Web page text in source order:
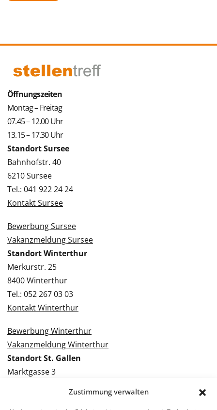
Zustimmung verwalten
Öffnungszeiten
Montag – Freitag
07.45 – 12.00 Uhr
13.15 – 17.30 Uhr
Standort Sursee
Bahnhofstr. 40
6210 Sursee
Tel.: 041 922 24 24
Kontakt Sursee
Bewerbung Sursee
Vakanzmeldung Sursee
Standort Winterthur
Merkurstr. 25
8400 Winterthur
Tel.: 052 267 03 03
Kontakt Winterthur
Bewerbung Winterthur
Vakanzmeldung Winterthur
Standort St. Gallen
Marktgasse 3